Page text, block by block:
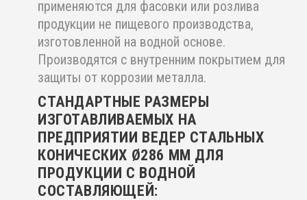
применяются для фасовки или розлива
продукции не пищевого производства,
изготовленной на водной основе.
Производятся с внутренним покрытием для
защиты от коррозии металла.
СТАНДАРТНЫЕ РАЗМЕРЫ
ИЗГОТАВЛИВАЕМЫХ НА
ПРЕДПРИЯТИИ ВЕДЕР СТАЛЬНЫХ
КОНИЧЕСКИХ Ø286 ММ ДЛЯ
ПРОДУКЦИИ С ВОДНОЙ
СОСТАВЛЯЮЩЕЙ: